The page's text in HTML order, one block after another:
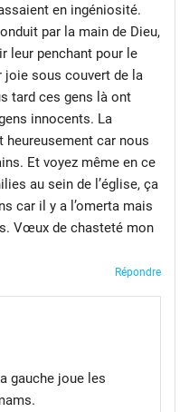
en ingéniosité.
par la main de Dieu,
leur penchant pour le
joie sous couvert de la
tard ces gens là ont
innocents. La
heureusement car nous
Et voyez même en ce
au sein de l’église, ça
car il y a l’omerta mais
Vœux de chasteté mon
Répondre
gauche joue les